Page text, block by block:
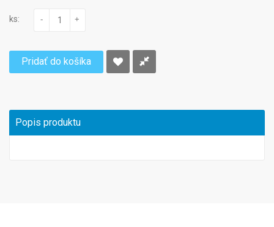
ks: - +
Pridať do košíka
Popis produktu